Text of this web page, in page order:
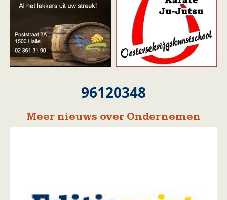
96120348
Meer nieuws over Ondernemen